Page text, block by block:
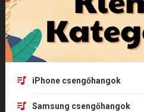
iPhone csengőhangok
Samsung csengőhangok